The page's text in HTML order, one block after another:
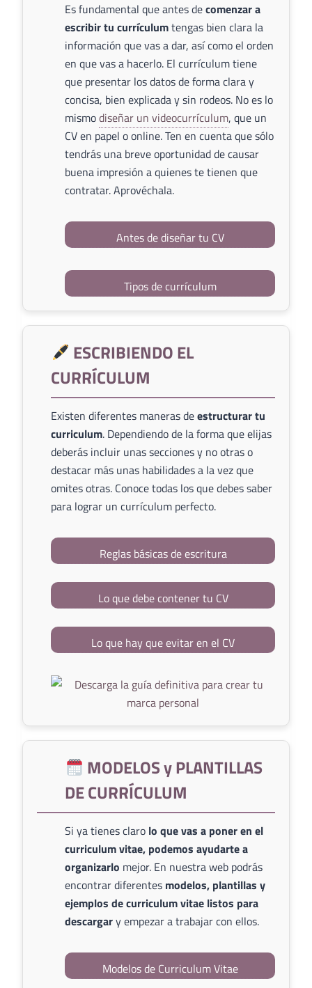
Es fundamental que antes decomenzar a
escribir tu currículumtengas bien clara la
información que vas a dar, así como el orden
en que vas a hacerlo. El currículum tiene
que presentar los datos de forma clara y
concisa, bien explicada y sin rodeos. No es lo
mismodiseñar un videocurrículum, que un
CV en papel o online. Ten en cuenta que sólo
tendrás una breve oportunidad de causar
buena impresión a quienes te tienen que
contratar. Aprovéchala.
Antes de diseñar tu CV
Tipos de currículum
ESCRIBIENDO EL
CURRÍCULUM
Existen diferentes maneras deestructurar tu
curriculum. Dependiendo de la forma que elijas
deberás incluir unas secciones y no otras o
destacar más unas habilidades a la vez que
omites otras. Conoce todas los que debes saber
para lograr un currículum perfecto.
Reglas básicas de escritura
Lo que debe contener tu CV
Lo que hay que evitar en el CV
MODELOS y PLANTILLAS
DE CURRÍCULUM
Si ya tienes claro lo que vas a poner en el
curriculum vitae, podemos ayudarte a
organizarlo mejor. En nuestra web podrás
encontrar diferentes modelos, plantillas y
ejemplos de curriculum vitae listos para
descargary empezar a trabajar con ellos.
Modelos de Curriculum Vitae